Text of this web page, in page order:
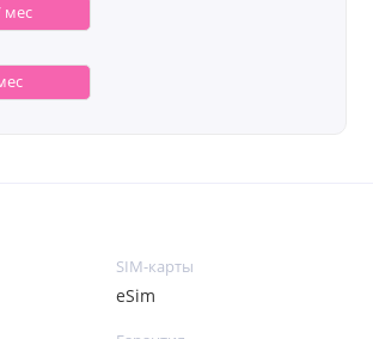
мес
SIM-карты
eSim